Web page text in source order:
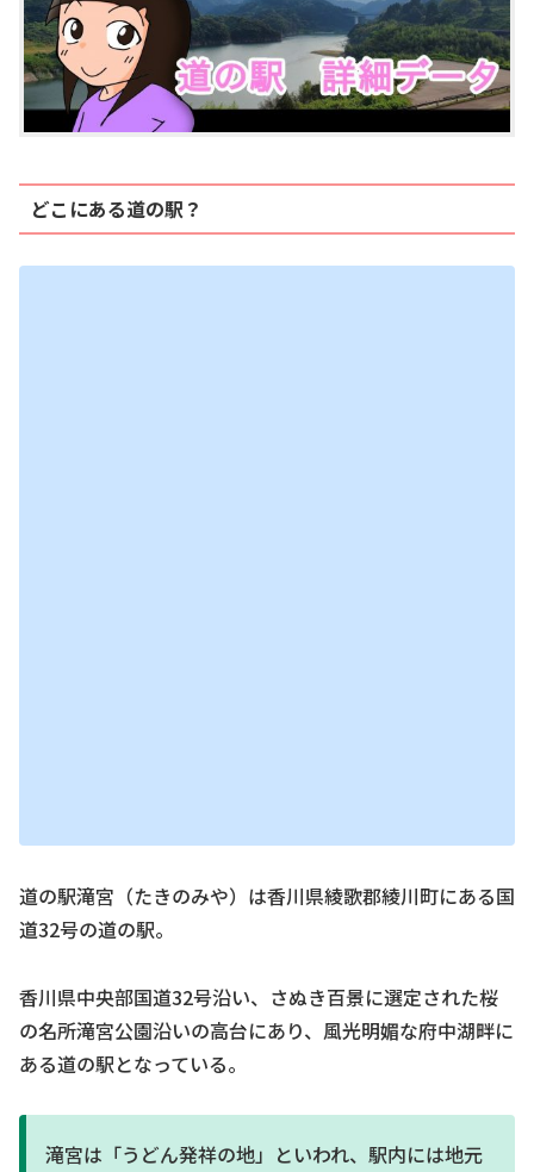
どこにある道の駅？
道の駅滝宮（たきのみや）は香川県綾歌郡綾川町にある国
道32号の道の駅。
香川県中央部国道32号沿い、さぬき百景に選定された桜
の名所滝宮公園沿いの高台にあり、風光明媚な府中湖畔に
ある道の駅となっている。
滝宮は「うどん発祥の地」といわれ、駅内には地元